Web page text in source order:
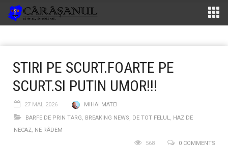
STIRI PE SCURT.FOARTE PE
SCURT.SI PUTIN UMOR!!!
27 MAI, 2026
MIHAI MATEI
BARFE DE PRIN TARG, BREAKING NEWS, DE TOT FELUL, HAZ DE
NECAZ, NE RÂDEM
0 COMMENTS
568